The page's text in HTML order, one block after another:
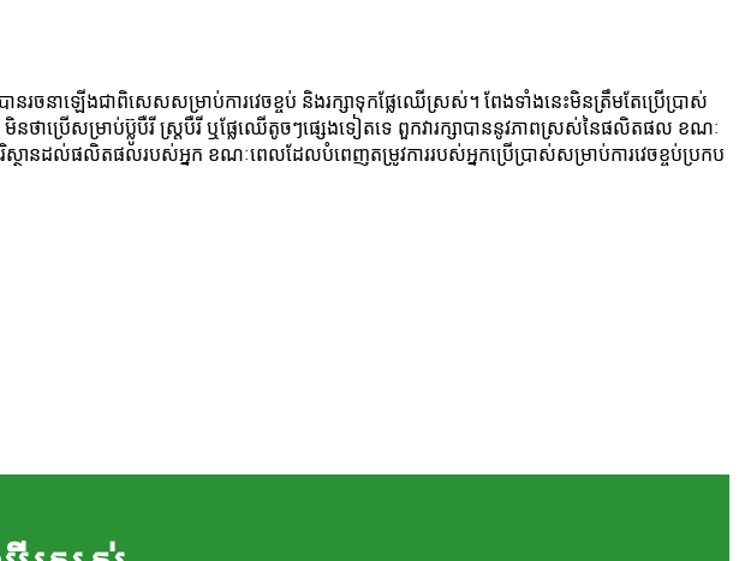
រចនាឡើងជាពិសេសសម្រាប់ការវេចខ្ចប់ និងរក្សាទុកផ្លែឈើស្រស់។ ពែងទាំងនេះមិនត្រឹមតែប្រើប្រាស់
ថាប្រើសម្រាប់ប៊្លូបឺរី ស្ត្របឺរី ឬផ្លែឈើតូចៗផ្សេងទៀតទេ ពួកវារក្សាបាននូវភាពស្រស់នៃផលិតផល ខណៈ
ស្ថានដល់ផលិតផលរបស់អ្នក ខណៈពេលដែលបំពេញតម្រូវការរបស់អ្នកប្រើប្រាស់សម្រាប់ការវេចខ្ចប់ប្រកប